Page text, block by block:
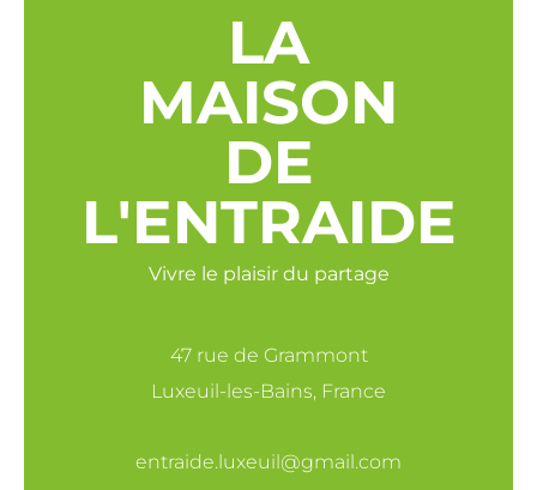
LA
MAISON
DE
L'ENTRAIDE
Vivre le plaisir du partage
47 rue de Grammont
Luxeuil-les-Bains, France
entraide.luxeuil@gmail.com